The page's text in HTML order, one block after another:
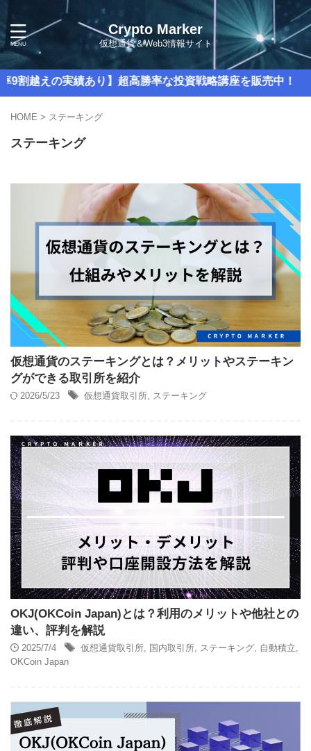
Crypto Marker
仮想通貨＆Web3情報サイト
えの実績あり】超高勝率な投資戦略講座を販売中！
HOME > ステーキング
ステーキング
仮想通貨のステーキングとは？メリットやステーキン
グができる取引所を紹介
2026/5/23 仮想通貨取引所, ステーキング
OKJ(OKCoin Japan)とは？利用のメリットや他社との
違い、評判を解説
2025/7/4 仮想通貨取引所, 国内取引所, ステーキング, 自動積立,
OKCoin Japan